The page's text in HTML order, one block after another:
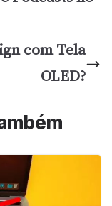
com Tela
OLED?